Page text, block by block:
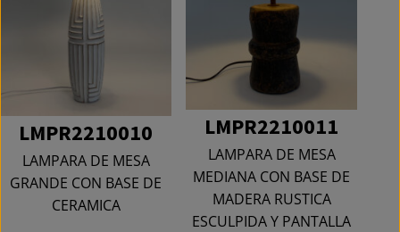
LMPR2210010
LAMPARA DE MESA
GRANDE CON BASE DE
CERAMICA
LMPR2210011
LAMPARA DE MESA
MEDIANA CON BASE DE
MADERA RUSTICA
ESCULPIDA Y PANTALLA